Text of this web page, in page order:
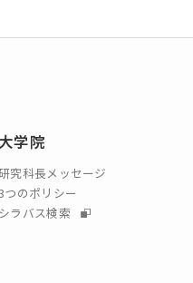
大学院
究科長メッセージ
つのポリシー
シラバス検索